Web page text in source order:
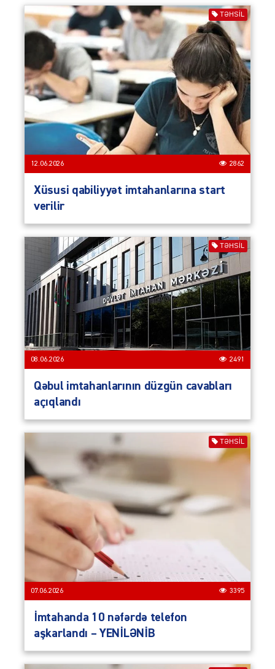
TƏHSIL
12.06.2026 2862
Xüsusi qabiliyyət imtahanlarına start
verilir
TƏHSIL
08.06.2026 2491
Qəbul imtahanlarının düzgün cavabları
açıqlandı
TƏHSIL
07.06.2026 3395
İmtahanda 10 nəfərdə telefon
aşkarlandı – YENİLƏNİB